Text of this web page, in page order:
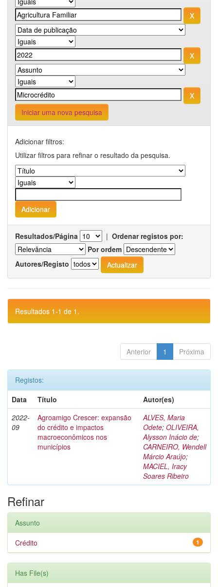
Iniciar uma nova pesquisa
Adicionar filtros:
Utilizar filtros para refinar o resultado da pesquisa.
Resultados/Página | Ordenar registos por:
Por ordem
Autores/Registo
Resultados 1-1 de 1.
Anterior 1 Próxima
Registos:
Data
Título
Autor(es)
2022-
09
Agroamigo Crescer: expansão
do crédito e impactos
macroeconômicos nos
municípios
ALVES, Maria
Odete; OLIVEIRA,
Alysson Inácio de;
CARNEIRO, Wendell
Márcio Araújo;
MACIEL, Iracy
Soares Ribeiro
Refinar
Assunto
1
Crédito
Has File(s)